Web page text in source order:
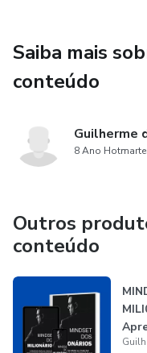
Saiba mais
conteúdo
Guilherme
8 Ano
Outros
conteúdo